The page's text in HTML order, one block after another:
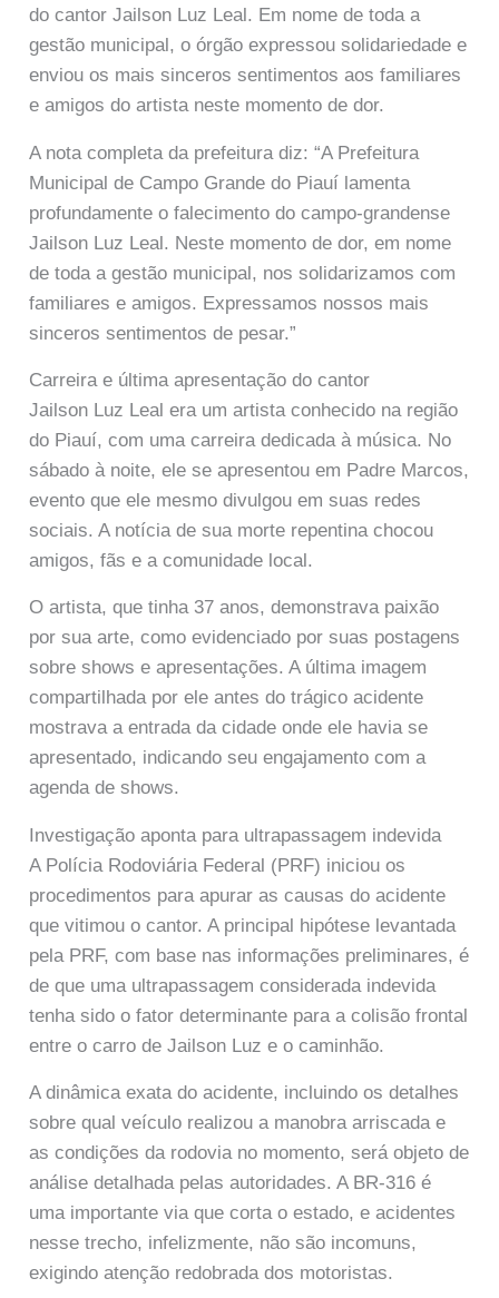
do cantor Jailson Luz Leal. Em nome de toda a
gestão municipal, o órgão expressou solidariedade e
enviou os mais sinceros sentimentos aos familiares
e amigos do artista neste momento de dor.
A nota completa da prefeitura diz: “A Prefeitura
Municipal de Campo Grande do Piauí lamenta
profundamente o falecimento do campo-grandense
Jailson Luz Leal. Neste momento de dor, em nome
de toda a gestão municipal, nos solidarizamos com
familiares e amigos. Expressamos nossos mais
sinceros sentimentos de pesar.”
Carreira e última apresentação do cantor
Jailson Luz Leal era um artista conhecido na região
do Piauí, com uma carreira dedicada à música. No
sábado à noite, ele se apresentou em Padre Marcos,
evento que ele mesmo divulgou em suas redes
sociais. A notícia de sua morte repentina chocou
amigos, fãs e a comunidade local.
O artista, que tinha 37 anos, demonstrava paixão
por sua arte, como evidenciado por suas postagens
sobre shows e apresentações. A última imagem
compartilhada por ele antes do trágico acidente
mostrava a entrada da cidade onde ele havia se
apresentado, indicando seu engajamento com a
agenda de shows.
Investigação aponta para ultrapassagem indevida
A Polícia Rodoviária Federal (PRF) iniciou os
procedimentos para apurar as causas do acidente
que vitimou o cantor. A principal hipótese levantada
pela PRF, com base nas informações preliminares, é
de que uma ultrapassagem considerada indevida
tenha sido o fator determinante para a colisão frontal
entre o carro de Jailson Luz e o caminhão.
A dinâmica exata do acidente, incluindo os detalhes
sobre qual veículo realizou a manobra arriscada e
as condições da rodovia no momento, será objeto de
análise detalhada pelas autoridades. A BR-316 é
uma importante via que corta o estado, e acidentes
nesse trecho, infelizmente, não são incomuns,
exigindo atenção redobrada dos motoristas.